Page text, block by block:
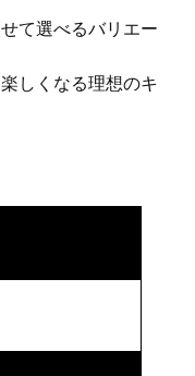
て選べるバリエー
しくなる理想のキ